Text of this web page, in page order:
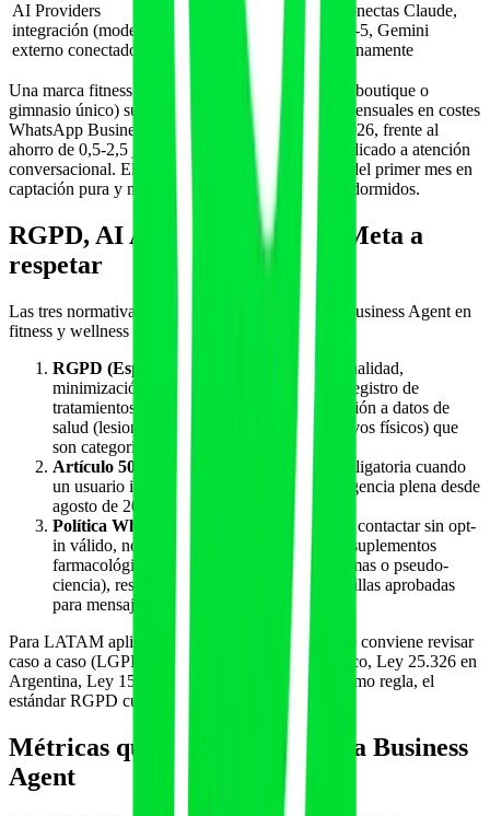
AI Providers
integración (modelo
externo conectado)
proveedor
Si conectas Claude,
GPT-5, Gemini
externamente
Una marca fitness local de tamaño medio (estudio boutique o
gimnasio único) suele moverse entre 90 y 280 € mensuales en costes
WhatsApp Business + Meta Business Agent en 2026, frente al
ahorro de 0,5-2,5 jornadas/semana de personal dedicado a atención
conversacional. El ROI suele ser positivo a partir del primer mes en
captación pura y mejora en retención reactivando dormidos.
RGPD, AI Act EU y reglas de Meta a
respetar
Las tres normativas y políticas que tocan a Meta Business Agent en
fitness y wellness para España y LATAM:
RGPD (España + UE)
: consentimiento, finalidad,
minimización, derecho de acceso/borrado, registro de
tratamientos, DPA con Meta. Especial atención a datos de
salud (lesiones, condiciones médicas, objetivos físicos) que
son categoría especial.
Artículo 50 del AI Act EU
: notificación obligatoria cuando
un usuario interactúa con un sistema IA. Vigencia plena desde
agosto de 2026.
Política WhatsApp Business
: no spam, no contactar sin opt-
in válido, no contenido prohibido (alcohol, suplementos
farmacológicos no autorizados, dietas extremas o pseudo-
ciencia), respetar ventana de 24h, usar plantillas aprobadas
para mensajes outbound.
Para LATAM aplican normativas equivalentes que conviene revisar
caso a caso (LGPD en Brasil, LFPDPPP en México, Ley 25.326 en
Argentina, Ley 1581/2012 en Colombia, etc.). Como regla, el
estándar RGPD cubre la mayoría con holgura.
Métricas que importan en Meta Business
Agent